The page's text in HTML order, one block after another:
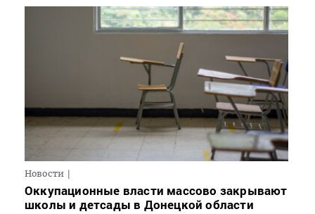
Новости
Оккупационные власти массово закрывают
школы и детсады в Донецкой области